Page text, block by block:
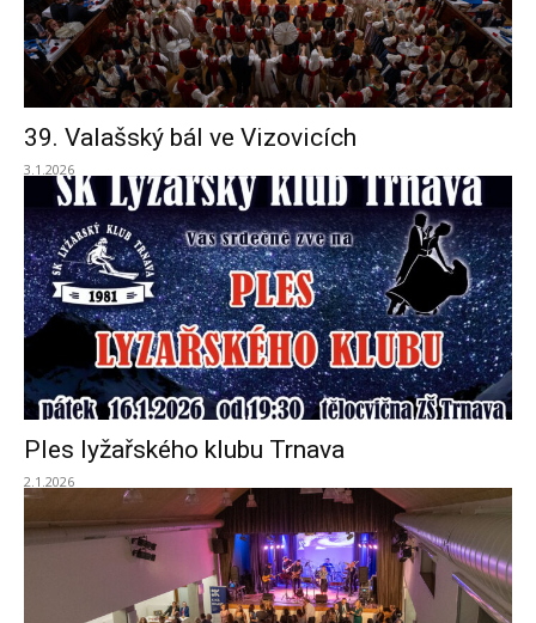
39. Valašský bál ve Vizovicích
3.1.2026
Ples lyžařského klubu Trnava
2.1.2026